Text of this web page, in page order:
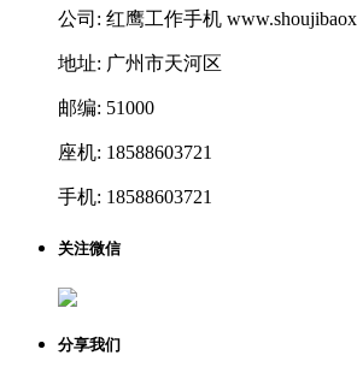
公司: 红鹰工作手机
地址: 广州市天河区
邮编: 51000
座机: 18588603721
手机: 18588603721
关注微信
分享我们